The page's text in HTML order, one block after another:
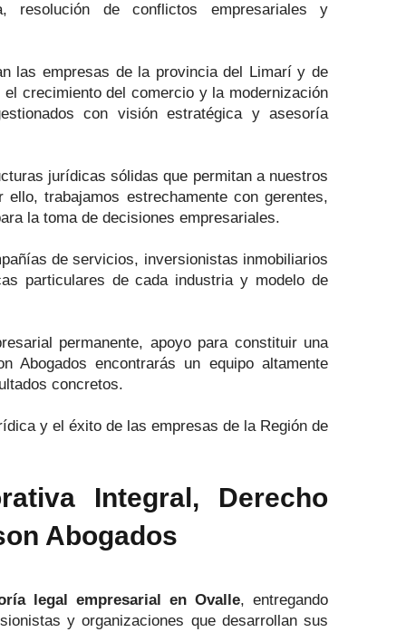
resolución de conflictos empresariales y
las empresas de la provincia del Limarí y de
crecimiento del comercio y la modernización
con visión estratégica y asesoría
jurídicas sólidas que permitan a nuestros
trabajamos estrechamente con gerentes,
la toma de decisiones empresariales.
de servicios, inversionistas inmobiliarios
particulares de cada industria y modelo de
permanente, apoyo para constituir una
Abogados encontrarás un equipo altamente
concretos.
y el éxito de las empresas de la Región de
Integral, Derecho
Abogados
legal empresarial en Ovalle, entregando
y organizaciones que desarrollan sus